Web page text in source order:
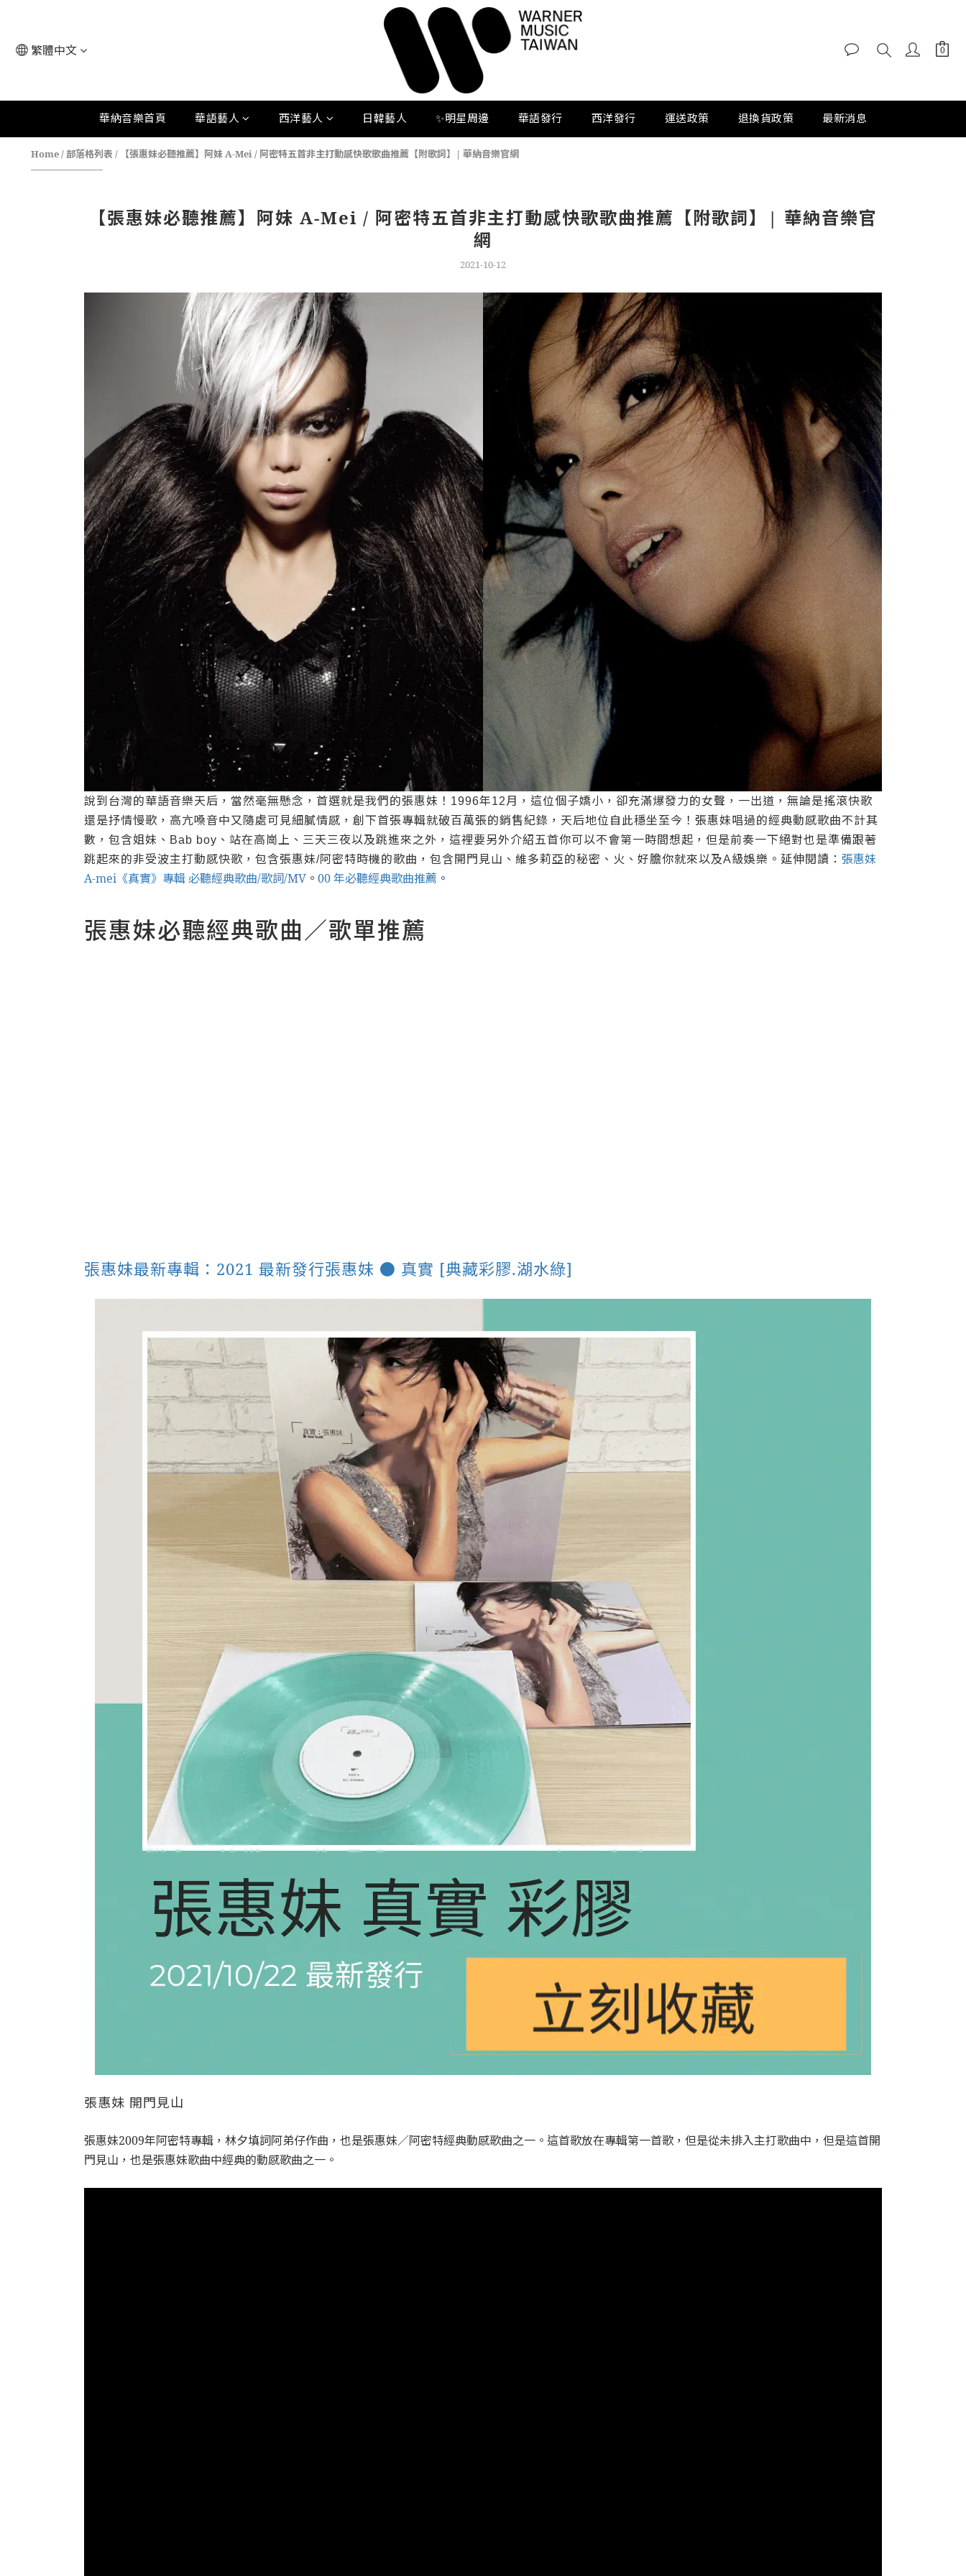
繁體中文
華納音樂首頁 華語藝人 西洋藝人 日韓藝人 ✨明星周邊 華語發行 西洋發行 運送政策 退換貨政策 最新消息
Home/ 部落格列表 / 【張惠妹必聽推薦】阿妹 A-Mei / 阿密特五首非主打動感快歌歌曲推薦【附歌詞】| 華納音樂官網
【張惠妹必聽推薦】阿妹 A-Mei / 阿密特五首非主打動感快歌歌曲推薦【附歌詞】| 華納音樂官
網
2021-10-12
說到台灣的華語音樂天后，當然毫無懸念，首選就是我們的張惠妹！ 1996年12月，這位個子嬌小，卻充滿爆發力的女聲，一出道，無論是搖滾快歌
還是抒情慢歌，高亢嗓音中又隨處可見細膩情感，創下首張專輯就破百萬張的銷售紀錄，天后地位自此穩坐至今！張惠妹唱過的經典動感歌曲不計其
數，包含姐妹、 Bab boy 、站在高崗上、三天三夜以及跳進來之外，這裡要另外介紹五首你可以不會第一時間想起，但是前奏一下絕對也是準備跟著
跳起來的非受波主打動感快歌，包含張惠妹/阿密特時機的歌曲，包含開門見山、維多莉亞的秘密、火、好膽你就來以及A級娛樂。延伸閱讀： 張惠妹
A-mei《真實》專輯 必聽經典歌曲/歌詞/MV 。 00 年必聽經典歌曲推薦 。
張惠妹必聽經典歌曲／歌單推薦
張惠妹最新專輯：2021 最新發行張惠妹 ● 真實 [典藏彩膠.湖水綠]
張惠妹 開門見山
張惠妹2009年阿密特專輯，林夕填詞阿弟仔作曲，也是張惠妹／阿密特經典動感歌曲之一。這首歌放在專輯第一首歌，但是從未排入主打歌曲中，但是這首開
門見山，也是張惠妹歌曲中經典的動感歌曲之一。